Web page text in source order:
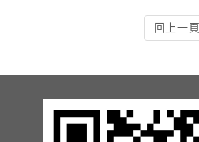
13.周邊配備-防撞條實績
15.周邊配備-安全警示實績
17.周邊配備-方向指示實績
回上一頁